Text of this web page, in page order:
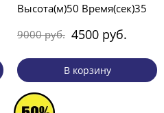
Высота(м)50 Время(сек)35
9000 руб. 4500 руб.
В корзину